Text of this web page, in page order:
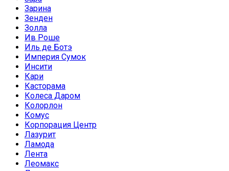
Зарина
Зенден
Золла
Ив Роше
Иль де Ботэ
Империя Сумок
Инсити
Кари
Касторама
Колеса Даром
Колорлон
Комус
Корпорация Центр
Лазурит
Ламода
Лента
Леомакс